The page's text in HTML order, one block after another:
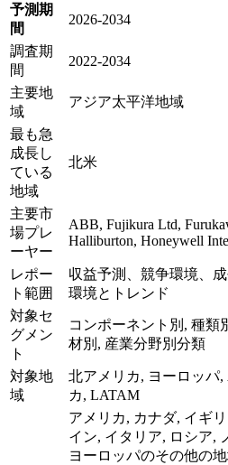
予測期
間
2026-2034
調査期
間
2022-2034
主要地
域
アジア太平洋地域
最も急
成長し
ている
地域
北米
主要市
場プレ
ーヤー
ABB, Fujikura Ltd,
Halliburton, Honeywell
レポー
ト範囲
収益予測、競争環境、
環境とトレンド
対象セ
グメン
ト
コンポーネント別, 種類
材別, 産業分野別分類
対象地
域
北アメリカ, ヨーロッパ,
カ, LATAM
アメリカ, カナダ, イギ
イン, イタリア, ロシア,
ヨーロッパのその他の